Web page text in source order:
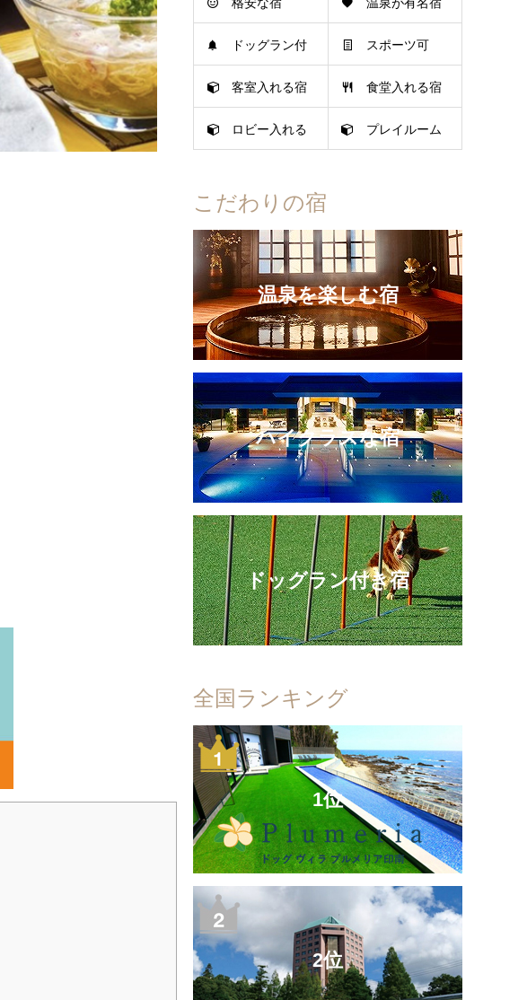
ドッグラン付
き宿
スポーツ可
客室入れる宿 食堂入れる宿
ロビー入れる プレイルーム
こだわりの宿
温泉を楽しむ宿
ハイクラスな宿
ドッグラン付き宿
全国ランキング
1位
2位